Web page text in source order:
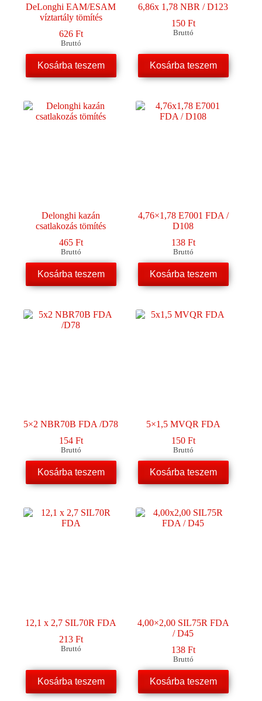
DeLonghi EAM/ESAM
víztartály tömítés
626 Ft
Bruttó
Kosárba teszem
6,86x 1,78 NBR / D123
150 Ft
Bruttó
Kosárba teszem
Delonghi kazán
csatlakozás tömítés
465 Ft
Bruttó
Kosárba teszem
4,76×1,78 E7001 FDA /
D108
138 Ft
Bruttó
Kosárba teszem
5×2 NBR70B FDA /D78
154 Ft
Bruttó
Kosárba teszem
5×1,5 MVQR FDA
150 Ft
Bruttó
Kosárba teszem
12,1 x 2,7 SIL70R FDA
213 Ft
Bruttó
Kosárba teszem
4,00×2,00 SIL75R FDA
/ D45
138 Ft
Bruttó
Kosárba teszem